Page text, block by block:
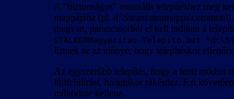
A “biztonságos” manuális telepítéshez meg
mappájába (pl.
megvan, parancssorból el kell indítani a
STALKERMagyaritas-Telepito.bat
Ennek az az előnye, hogy telepítéskor
Az egyszerűbb telepítés, hogy a fenti módon
fájlfelülírást, ha/amikor rákérdez. Ezt
működnie kellene.